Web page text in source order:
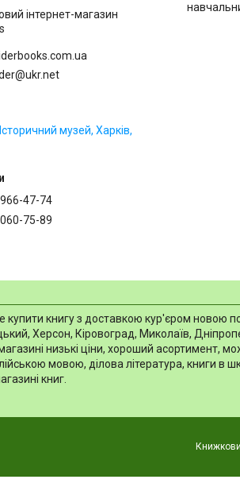
інтернет-магазин
музей, Харків,
47-74
75-89
купити книгу з доставкою кур'єром новою
Херсон, Кіровоград, Миколаїв,
низькі ціни, хороший асортимент,
мовою, ділова література, книги в
книг.